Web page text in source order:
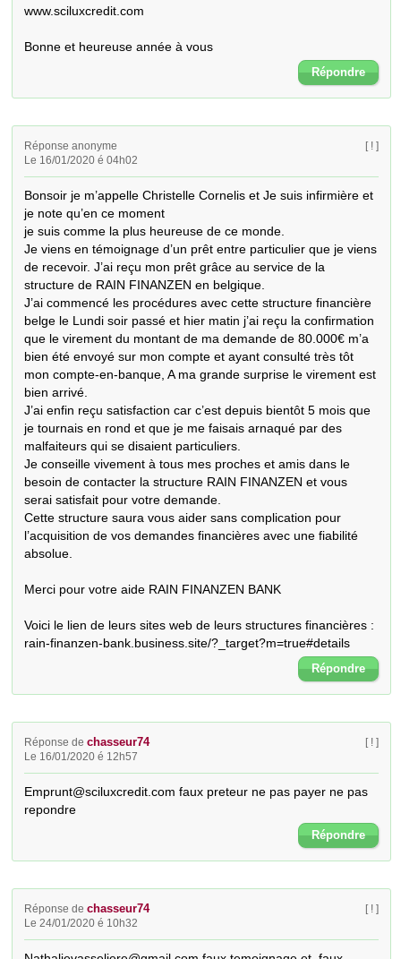
www.sciluxcredit.com
Bonne et heureuse année à vous
Répondre
Réponse anonyme
Le 16/01/2020 é 04h02
[ ! ]
Bonsoir je m’appelle Christelle Cornelis et Je suis infirmière et
je note qu’en ce moment
je suis comme la plus heureuse de ce monde.
Je viens en témoignage d’un prêt entre particulier que je viens
de recevoir. J’ai reçu mon prêt grâce au service de la
structure de RAIN FINANZEN en belgique.
J’ai commencé les procédures avec cette structure financière
belge le Lundi soir passé et hier matin j’ai reçu la confirmation
que le virement du montant de ma demande de 80.000€ m’a
bien été envoyé sur mon compte et ayant consulté très tôt
mon compte-en-banque, A ma grande surprise le virement est
bien arrivé.
J’ai enfin reçu satisfaction car c’est depuis bientôt 5 mois que
je tournais en rond et que je me faisais arnaqué par des
malfaiteurs qui se disaient particuliers.
Je conseille vivement à tous mes proches et amis dans le
besoin de contacter la structure RAIN FINANZEN et vous
serai satisfait pour votre demande.
Cette structure saura vous aider sans complication pour
l’acquisition de vos demandes financières avec une fiabilité
absolue.
Merci pour votre aide RAIN FINANZEN BANK
Voici le lien de leurs sites web de leurs structures financières :
rain-finanzen-bank.business.site/?_target?m=true#details
Répondre
Réponse dechasseur74
Le 16/01/2020 é 12h57
[ ! ]
Emprunt@sciluxcredit.com faux preteur ne pas payer ne pas
repondre
Répondre
Réponse dechasseur74
Le 24/01/2020 é 10h32
[ ! ]